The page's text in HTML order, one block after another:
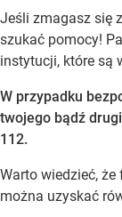
Jeśli zmagasz się
szukać pomocy!
instytucji, które są
W przypadku
twojego bądź
112.
Warto wiedzieć,
można uzyskać